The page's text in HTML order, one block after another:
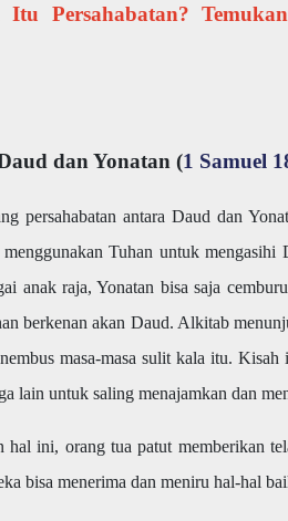
Itu Persahabatan?
dan Yonatan (1 Samuel
persahabatan antara Daud dan
menggunakan Tuhan untuk
anak raja, Yonatan bisa saja
berkenan akan Daud. Alkitab
masa-masa sulit kala itu.
lain untuk saling menajamkan dan
hal ini, orang tua patut memberikan
bisa menerima dan meniru hal-hal